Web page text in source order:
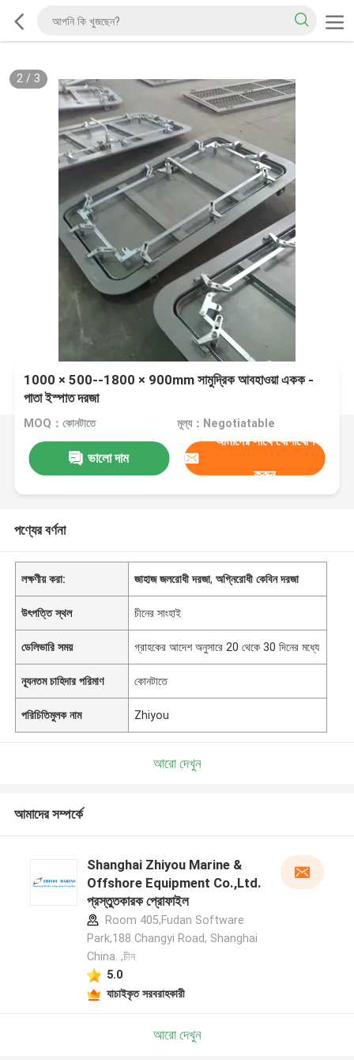
2/ 3
1000 × 500--1800 × 900mm সামুদ্রিক আবহাওয়া একক -
পাতা ইস্পাত দরজা
MOQ：কোনটাতে মূল্য：Negotiatable
ভালো দাম
আমাদের সাথে যোগাযোগ
করুন
পণ্যের বর্ণনা
লক্ষণীয় করা: জাহাজ জলরোধী দরজা,অগ্নিরোধী কেবিন দরজা
উৎপত্তি স্থল চীনের সাংহাই
ডেলিভারি সময় গ্রাহকের আদেশ অনুসারে 20 থেকে 30 দিনের মধ্যে
ন্যূনতম চাহিদার পরিমাণ কোনটাতে
পরিচিতিমুলক নাম Zhiyou
আরো দেখুন
আমাদের সম্পর্কে
Shanghai Zhiyou Marine &
Offshore Equipment Co.,Ltd.
প্রস্তুতকারক প্রোফাইল
Room 405,Fudan Software
Park,188 Changyi Road, Shanghai
China. ,চীন
5.0
যাচাইকৃত সরবরাহকারী
আরো দেখুন